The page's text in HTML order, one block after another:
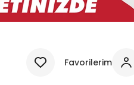
Favorilerim